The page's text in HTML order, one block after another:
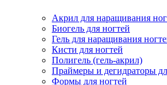
Акрил для наращивания
Биогель для ногтей
Гель для наращивания
Кисти для ногтей
Полигель (гель-акрил)
Праймеры и дегидраторы
Формы для ногтей